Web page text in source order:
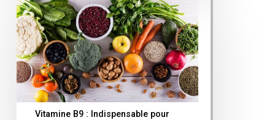
Vitamine B9 : Indispensable pour